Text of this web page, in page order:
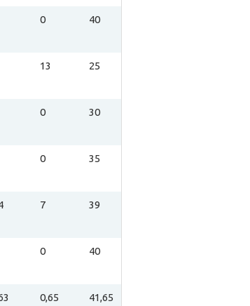
0 40
13 25
0 30
0 35
7 39
0 40
0,65 41,65